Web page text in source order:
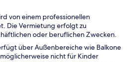
von einem professionellen
Die Vermietung erfolgt zu
oder beruflichen Zwecken.
über Außenbereiche wie Balkone
nicht für Kinder